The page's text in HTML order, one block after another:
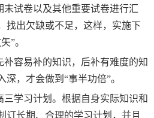
末试卷以及其他重要试卷进行汇
找出欠缺或不足，这样，实施下
”。
补容易补的知识，后补有难度的知
，才会做到“事半功倍”。
学习计划。根据自身实际知识和
订长期、合理的学习计划，并且